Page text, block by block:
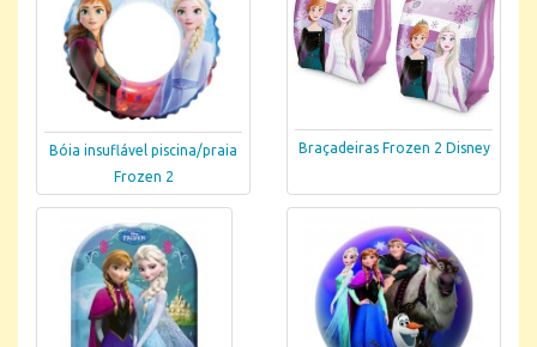
Bóia insuflável piscina/praia
Frozen 2
Braçadeiras Frozen 2 Disney